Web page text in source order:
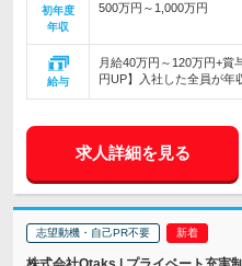
初年度
年収
500万円～1,000万円
給与
月給40万円～120万円+賞
円UP】入社した全員が年
求人詳細を見る
志望動機・自己PR不要